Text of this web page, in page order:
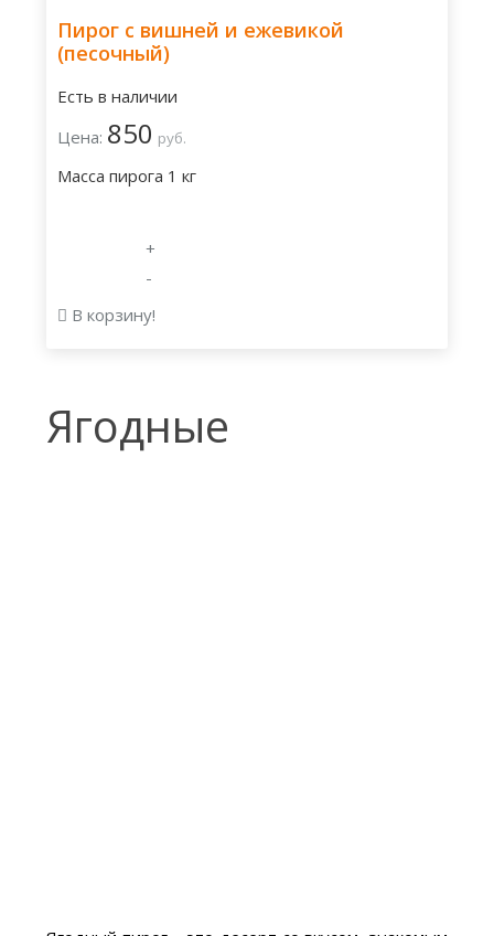
Пирог с вишней и ежевикой
(песочный)
Есть в наличии
Цена: 850 руб.
Масса пирога 1 кг
+
-
В корзину!
Ягодные